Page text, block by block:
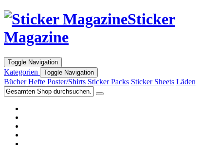
Sticker
Magazine
Toggle Navigation
Kategorien Toggle Navigation
Bücher Hefte Poster/Shirts Sticker Packs Sticker Sheets Läden